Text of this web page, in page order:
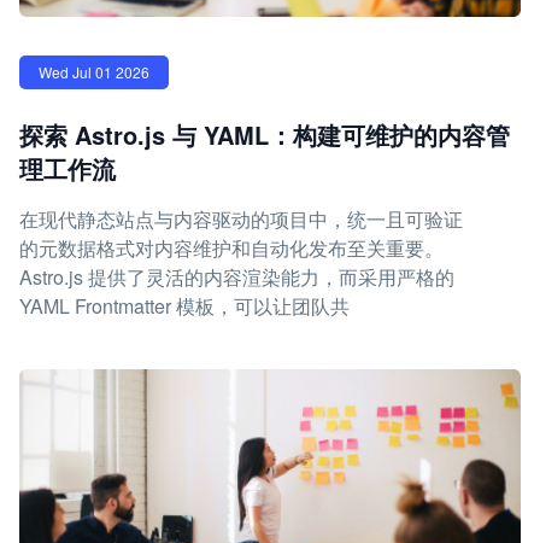
Wed Jul 01 2026
探索 Astro.js 与 YAML：构建可维护的内容管
理工作流
在现代静态站点与内容驱动的项目中，统一且可验证
的元数据格式对内容维护和自动化发布至关重要。
Astro.js 提供了灵活的内容渲染能力，而采用严格的
YAML Frontmatter 模板，可以让团队共